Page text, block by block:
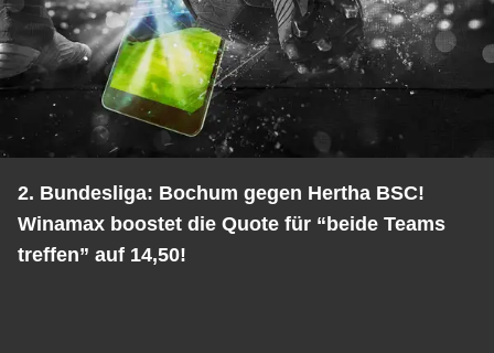
2. Bundesliga: Bochum gegen Hertha BSC!
Winamax boostet die Quote für “beide Teams
treffen” auf 14,50!